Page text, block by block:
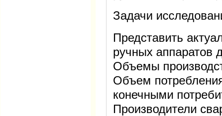
Задачи
Представить
ручных аппаратов
Объемы
Объем
конечными
Производители